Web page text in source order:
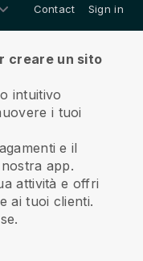
Contact Sign in
creare un sito
intuitivo
i tuoi
e il
app.
attività e offri
ai tuoi clienti.